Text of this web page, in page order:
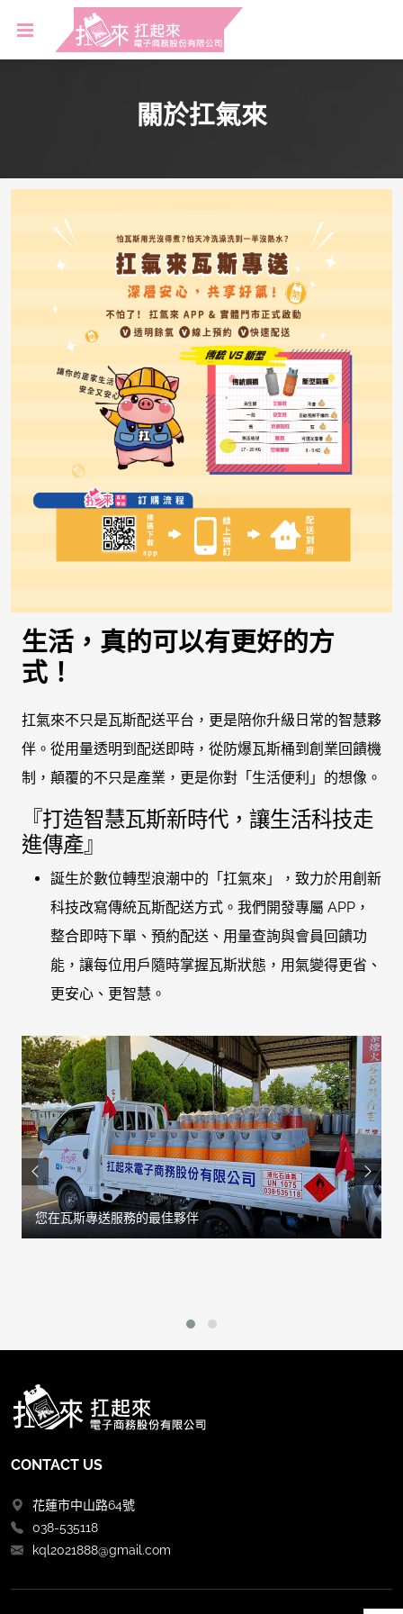
關於扛氣來
生活，真的可以有更好的方
式！
扛氣來不只是瓦斯配送平台，更是陪你升級日常的智慧夥
伴。從用量透明到配送即時，從防爆瓦斯桶到創業回饋機
制，顛覆的不只是產業，更是你對「生活便利」的想像。
『打造智慧瓦斯新時代，讓生活科技走
進傳產』
誕生於數位轉型浪潮中的「扛氣來」，致力於用創新
科技改寫傳統瓦斯配送方式。我們開發專屬 APP，
整合即時下單、預約配送、用量查詢與會員回饋功
能，讓每位用戶隨時掌握瓦斯狀態，用氣變得更省、
更安心、更智慧。
您在瓦斯專送服務的最佳夥伴
CONTACT US
花蓮市中山路64號
038-535118
kql2021888@gmail.com